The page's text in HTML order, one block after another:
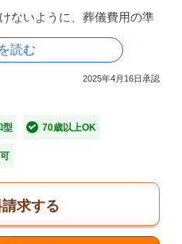
をご入力いただきます。
ないように、葬儀費用の準
4つの特長
入しやすい！
もお申込みいただけます。
に答えるだけ！
ばお申込みできます。
読む
2025年4月16日承認
型 70歳以上OK
求する